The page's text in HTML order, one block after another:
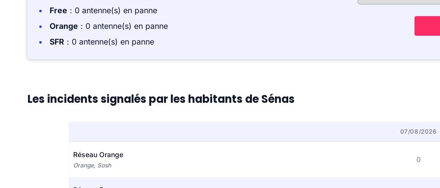
Free : 0 antenne(s) en panne
Orange : 0 antenne(s) en panne
SFR : 0 antenne(s) en panne
Les incidents signalés par les habitants de Sénas
07/08/2026
Réseau Orange
Orange, Sosh
0